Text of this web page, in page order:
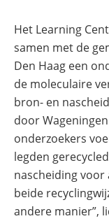
Het Learning
samen met de
Den Haag een
de moleculaire
bron- en
door
onderzoekers
legden
nascheiding voor
beide
andere manier”,